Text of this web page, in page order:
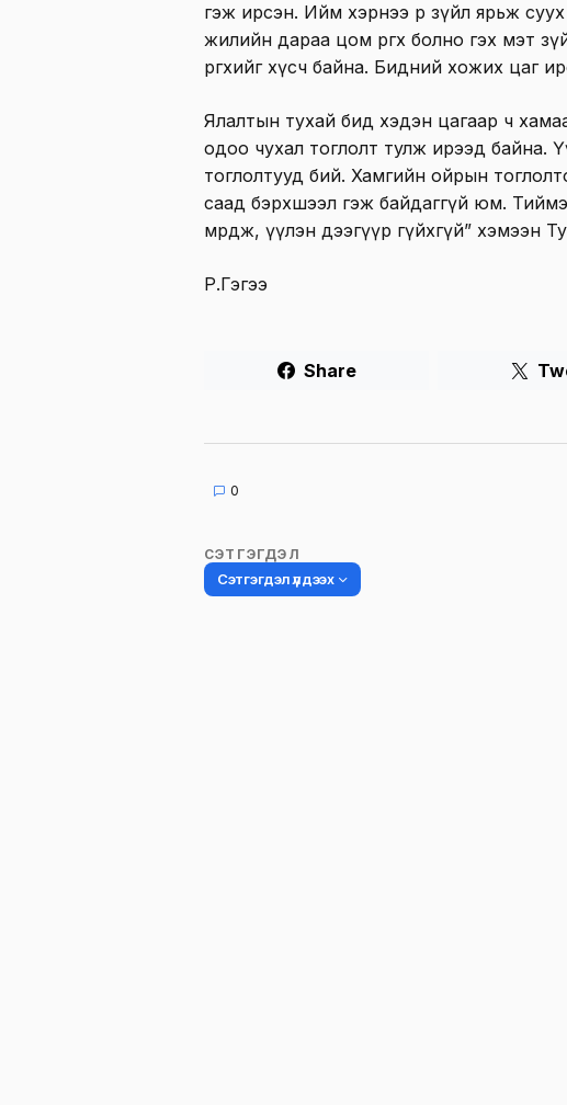
гэж ирсэн. Ийм хэрнээ өөр зүйл ярьж
жилийн дараа цом өргөх болно гэх мэт
өргөхийг хүсч байна. Бидний хожих цаг
Ялалтын тухай бид хэдэн цагаар ч
одоо чухал тоглолт тулж ирээд байна.
тоглолтууд бий. Хамгийн ойрын
саад бэрхшээл гэж байдаггүй юм.
мөрөөдөж, үүлэн дээгүүр гүйхгүй” хэмээн
Р.Гэгээ
Share
0
СЭТГЭГДЭЛ
Сэтгэгдэл үлдээх